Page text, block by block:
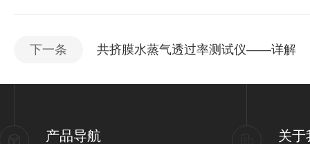
下一条 共挤膜水蒸气透过率测试仪——详解
产品导航 关于